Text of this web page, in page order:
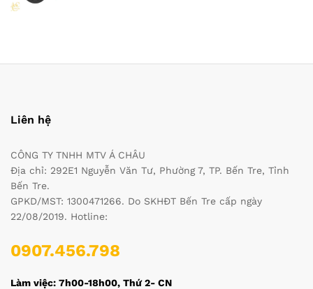
Liên hệ
CÔNG TY TNHH MTV Á CHÂU
Địa chỉ: 292E1 Nguyễn Văn Tư, Phường 7, TP. Bến Tre, Tỉnh
Bến Tre.
GPKD/MST: 1300471266. Do SKHĐT Bến Tre cấp ngày
22/08/2019. Hotline:
0907.456.798
Làm việc: 7h00-18h00, Thứ 2- CN